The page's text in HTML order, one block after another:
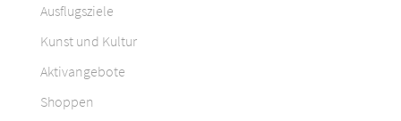
Ausflugsziele
Kunst und Kultur
Aktivangebote
Shoppen